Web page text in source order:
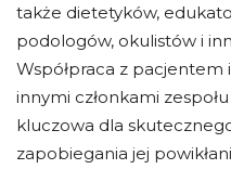
także dietetyków,
podologów, okulistów i
Współpraca z pacjentem
innymi członkami
kluczowa dla
zapobiegania jej